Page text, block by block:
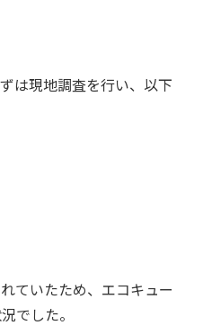
は現地調査を行い、以下
ていたため、エコキュー
でした。